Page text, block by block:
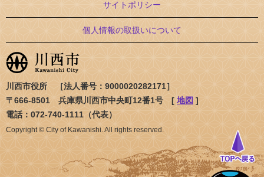
サイトポリシー
個人情報の取扱いについて
川西市役所 ［法人番号：9000020282171］
〒666-8501 兵庫県川西市中央町12番1号 [ 地図 ]
電話：072-740-1111（代表）
Copyright © City of Kawanishi. All rights reserved.